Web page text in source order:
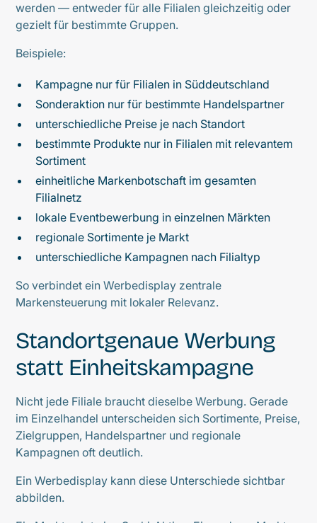
werden — entweder für alle Filialen gleichzeitig oder
gezielt für bestimmte Gruppen.
Beispiele:
Kampagne nur für Filialen in Süddeutschland
Sonderaktion nur für bestimmte Handelspartner
unterschiedliche Preise je nach Standort
bestimmte Produkte nur in Filialen mit relevantem
Sortiment
einheitliche Markenbotschaft im gesamten
Filialnetz
lokale Eventbewerbung in einzelnen Märkten
regionale Sortimente je Markt
unterschiedliche Kampagnen nach Filialtyp
So verbindet ein Werbedisplay zentrale
Markensteuerung mit lokaler Relevanz.
Standortgenaue Werbung
statt Einheitskampagne
Nicht jede Filiale braucht dieselbe Werbung. Gerade
im Einzelhandel unterscheiden sich Sortimente, Preise,
Zielgruppen, Handelspartner und regionale
Kampagnen oft deutlich.
Ein Werbedisplay kann diese Unterschiede sichtbar
abbilden.